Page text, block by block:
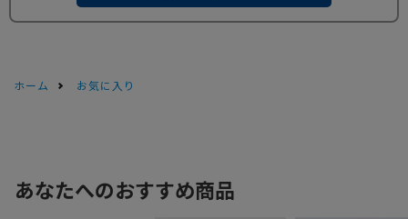
ホーム お気に入り